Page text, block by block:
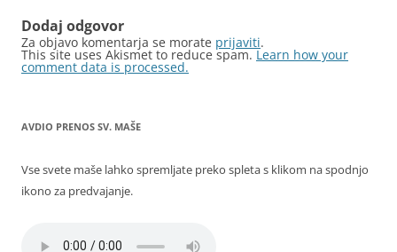
Dodaj odgovor
Za objavo komentarja se morate prijaviti.
This site uses Akismet to reduce spam.Learn how your
comment data is processed.
AVDIO PRENOS SV. MAŠE
Vse svete maše lahko spremljate preko spleta s klikom na spodnjo
ikono za predvajanje.